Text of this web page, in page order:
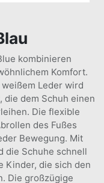
kombinieren
Komfort.
Leder wird
dem Schuh einen
Die flexible
des Fußes
Bewegung. Mit
die Schuhe schnell
Kinder, die sich den
Die großzügige